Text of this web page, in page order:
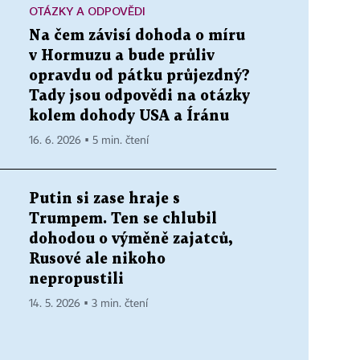
OTÁZKY A ODPOVĚDI
Na čem závisí dohoda o míru
v Hormuzu a bude průliv
opravdu od pátku průjezdný?
Tady jsou odpovědi na otázky
kolem dohody USA a Íránu
16. 6. 2026 ▪ 5 min. čtení
Putin si zase hraje s
Trumpem. Ten se chlubil
dohodou o výměně zajatců,
Rusové ale nikoho
nepropustili
14. 5. 2026 ▪ 3 min. čtení